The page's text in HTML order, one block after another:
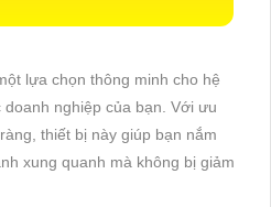
lựa chọn thông minh cho hệ
nghiệp của bạn. Với ưu
thiết bị này giúp bạn nắm
xung quanh mà không bị giảm